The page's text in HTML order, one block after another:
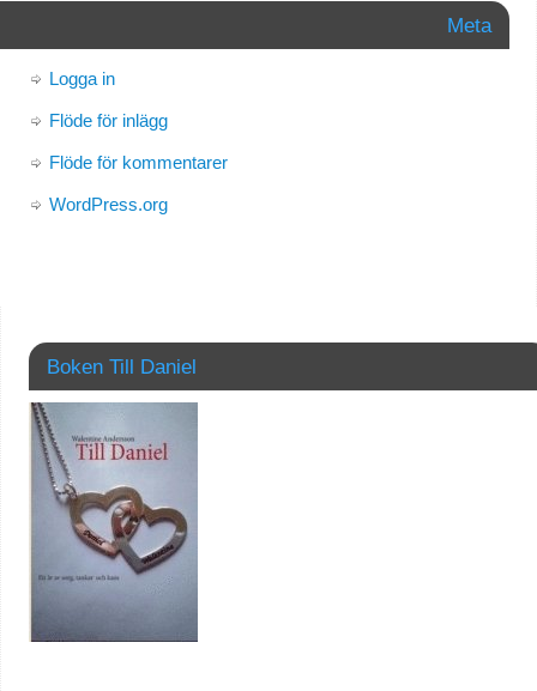
Meta
Logga in
Flöde för inlägg
Flöde för kommentarer
WordPress.org
Boken Till Daniel